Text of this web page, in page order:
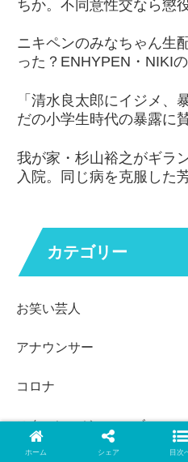
ちか。不同意性交なら懲
ニキペンのみなちゃん生
った？ENHYPEN・NIKI
「清水良太郎にイジメ、
だの小学生時代の暴露に
我が家・杉山裕之がギラ
入院。同じ病を克服した
カテゴリー
お笑い芸人
アナウンサー
コロナ
スタエン・ジャニーズ
ホーム シェア 目次